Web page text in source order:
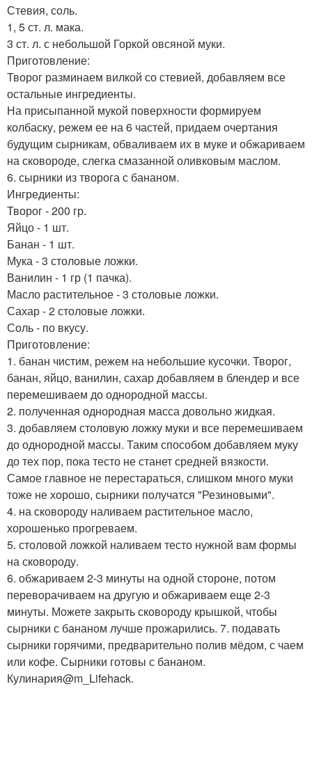
Стевия, соль.
1, 5 ст. л. мака.
3 ст. л. с небольшой Горкой овсяной муки.
Приготовление:
Творог разминаем вилкой со стевией, добавляем все
остальные ингредиенты.
На присыпанной мукой поверхности формируем
колбаску, режем ее на 6 частей, придаем очертания
будущим сырникам, обваливаем их в муке и обжариваем
на сковороде, слегка смазанной оливковым маслом.
6. сырники из творога с бананом.
Ингредиенты:
Творог - 200 гр.
Яйцо - 1 шт.
Банан - 1 шт.
Мука - 3 столовые ложки.
Ванилин - 1 гр (1 пачка).
Масло растительное - 3 столовые ложки.
Сахар - 2 столовые ложки.
Соль - по вкусу.
Приготовление:
1. банан чистим, режем на небольшие кусочки. Творог,
банан, яйцо, ванилин, сахар добавляем в блендер и все
перемешиваем до однородной массы.
2. полученная однородная масса довольно жидкая.
3. добавляем столовую ложку муки и все перемешиваем
до однородной массы. Таким способом добавляем муку
до тех пор, пока тесто не станет средней вязкости.
Самое главное не перестараться, слишком много муки
тоже не хорошо, сырники получатся "Резиновыми".
4. на сковороду наливаем растительное масло,
хорошенько прогреваем.
5. столовой ложкой наливаем тесто нужной вам формы
на сковороду.
6. обжариваем 2-3 минуты на одной стороне, потом
переворачиваем на другую и обжариваем еще 2-3
минуты. Можете закрыть сковороду крышкой, чтобы
сырники с бананом лучше прожарились. 7. подавать
сырники горячими, предварительно полив мёдом, с чаем
или кофе. Сырники готовы с бананом.
Кулинария@m_Lifehack.